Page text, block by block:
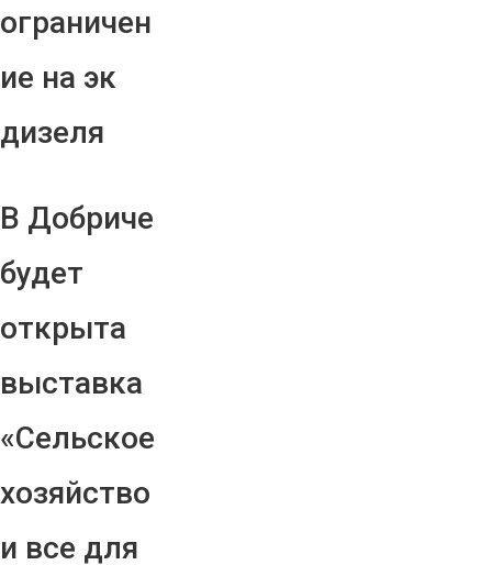
ограничен
ие на эк
дизеля
В Добриче
будет
открыта
выставка
«Сельское
хозяйство
и все для